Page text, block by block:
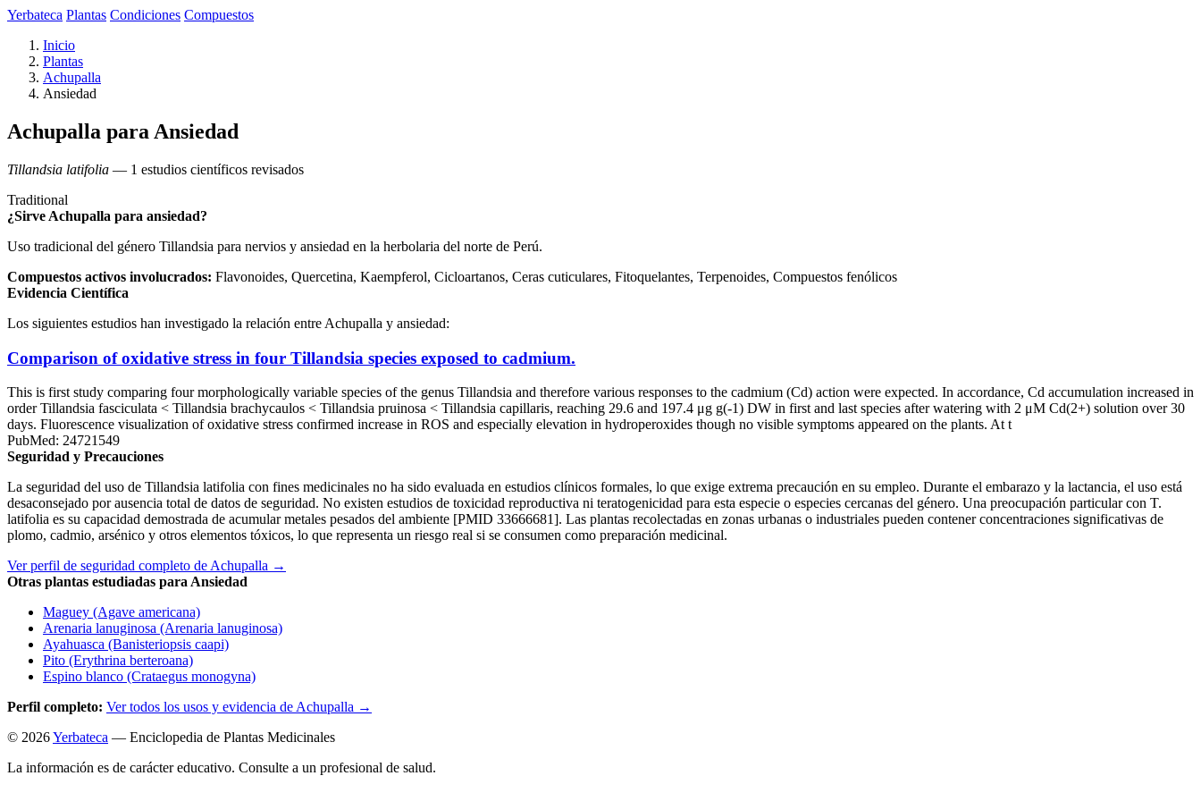
Yerbateca Plantas Condiciones Compuestos
Inicio
Plantas
Achupalla
Ansiedad
Achupalla para Ansiedad
Tillandsia latifolia — 1 estudios científicos revisados
Traditional
¿Sirve Achupalla para ansiedad?
Uso tradicional del género Tillandsia para nervios y ansiedad en la herbolaria del norte de Perú.
Compuestos activos involucrados: Flavonoides, Quercetina, Kaempferol, Cicloartanos, Ceras cuticulares, Fitoquelantes, Terpenoides, Compuestos fenólicos
Evidencia Científica
Los siguientes estudios han investigado la relación entre Achupalla y ansiedad:
Comparison of oxidative stress in four Tillandsia species exposed to cadmium.
This is first study comparing four morphologically variable species of the genus Tillandsia and therefore various responses to the cadmium (Cd) action were expected. In accordance, Cd accumulation increased in
order Tillandsia fasciculata < Tillandsia brachycaulos < Tillandsia pruinosa < Tillandsia capillaris, reaching 29.6 and 197.4 μg g(-1) DW in first and last species after watering with 2 μM Cd(2+) solution over 30
days. Fluorescence visualization of oxidative stress confirmed increase in ROS and especially elevation in hydroperoxides though no visible symptoms appeared on the plants. At t
PubMed: 24721549
Seguridad y Precauciones
La seguridad del uso de Tillandsia latifolia con fines medicinales no ha sido evaluada en estudios clínicos formales, lo que exige extrema precaución en su empleo. Durante el embarazo y la lactancia, el uso está
desaconsejado por ausencia total de datos de seguridad. No existen estudios de toxicidad reproductiva ni teratogenicidad para esta especie o especies cercanas del género. Una preocupación particular con T.
latifolia es su capacidad demostrada de acumular metales pesados del ambiente [PMID 33666681]. Las plantas recolectadas en zonas urbanas o industriales pueden contener concentraciones significativas de
plomo, cadmio, arsénico y otros elementos tóxicos, lo que representa un riesgo real si se consumen como preparación medicinal.
Ver perfil de seguridad completo de Achupalla →
Otras plantas estudiadas para Ansiedad
Maguey (Agave americana)
Arenaria lanuginosa (Arenaria lanuginosa)
Ayahuasca (Banisteriopsis caapi)
Pito (Erythrina berteroana)
Espino blanco (Crataegus monogyna)
Perfil completo: Ver todos los usos y evidencia de Achupalla →
© 2026Yerbateca — Enciclopedia de Plantas Medicinales
La información es de carácter educativo. Consulte a un profesional de salud.